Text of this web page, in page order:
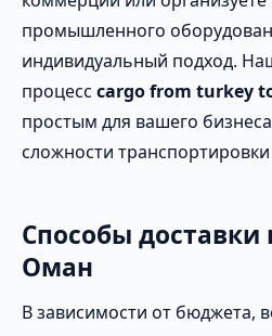
промышленного
индивидуальный подход.
процесс cargo from turkey
простым для вашего
сложности
Способы доставки
Оман
В зависимости от бюджета,